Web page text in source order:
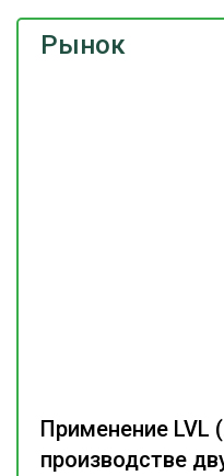
Рынок
Применение LVL
производстве